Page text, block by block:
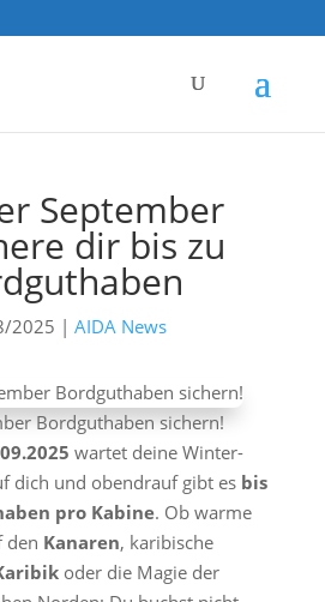
September
dir bis zu
2025 | AIDA News
Bordguthaben sichern!
wartet deine Winter-
dich und obendrauf gibt es bis
pro Kabine. Ob warme
den Kanaren, karibische
oder die Magie der